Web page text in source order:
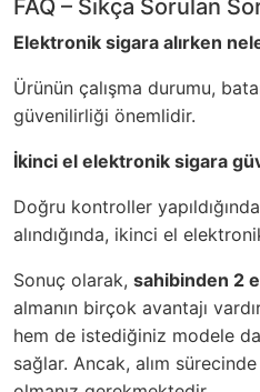
FAQ – Sıkça Sorulan
Elektronik sigara alırken
Ürünün çalışma durumu,
güvenilirliği önemlidir.
İkinci el elektronik sigara
Doğru kontroller
alındığında, ikinci el
Sonuç olarak, sahibinden 2
almanın birçok avantajı
hem de istediğiniz modele
sağlar. Ancak, alım